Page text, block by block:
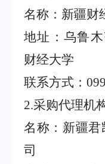
名称：新疆财
地址：乌鲁
财经大学
联系方式：
2.采购代理机
名称：新疆
司